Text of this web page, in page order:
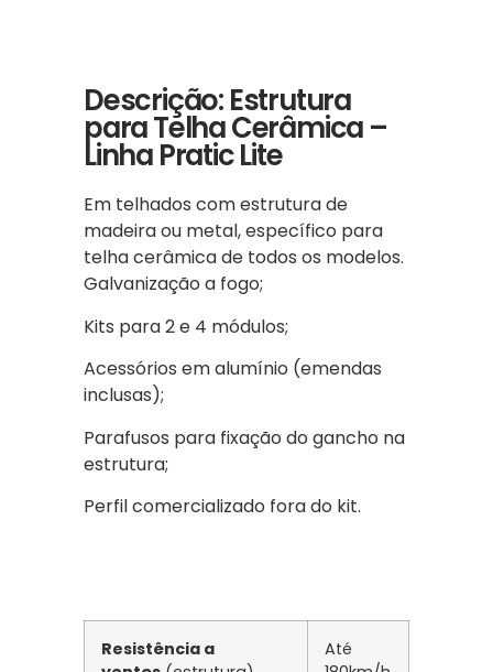
Descrição: Estrutura
para Telha Cerâmica –
Linha Pratic Lite
Em telhados com estrutura de
madeira ou metal, específico para
telha cerâmica de todos os modelos.
Galvanização a fogo;
Kits para 2 e 4 módulos;
Acessórios em alumínio (emendas
inclusas);
Parafusos para fixação do gancho na
estrutura;
Perfil comercializado fora do kit.
Resistência a
Até